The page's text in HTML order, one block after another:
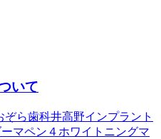
いて
ぞら歯科井高野インプラント
ーマペン４ ホワイトニングマ